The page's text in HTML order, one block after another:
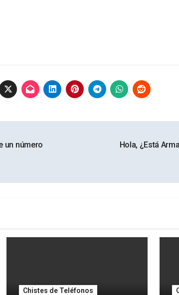
un número
Hola, ¿Está
Chistes de Teléfonos